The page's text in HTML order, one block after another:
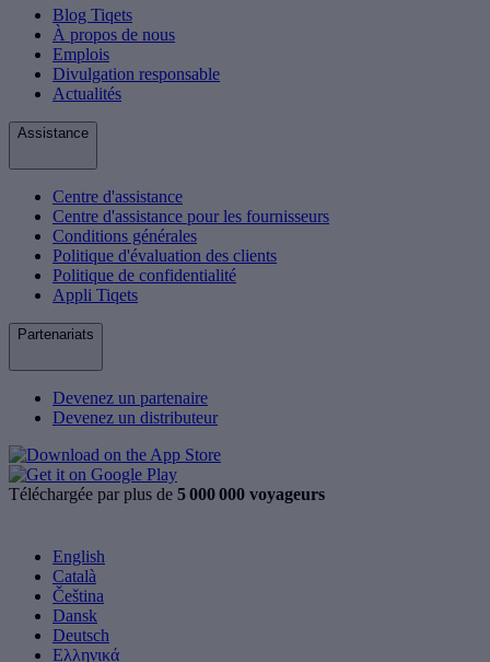
Blog Tiqets
À propos de nous
Emplois
Divulgation responsable
Actualités
Assistance
Centre d'assistance
Centre d'assistance pour les fournisseurs
Conditions générales
Politique d'évaluation des clients
Politique de confidentialité
Appli Tiqets
Partenariats
Devenez un partenaire
Devenez un distributeur
Téléchargée par plus de 5 000 000 voyageurs
English
Català
Čeština
Dansk
Deutsch
Ελληνικά